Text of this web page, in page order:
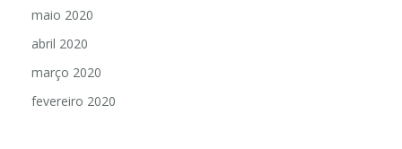
maio 2020
abril 2020
março 2020
fevereiro 2020